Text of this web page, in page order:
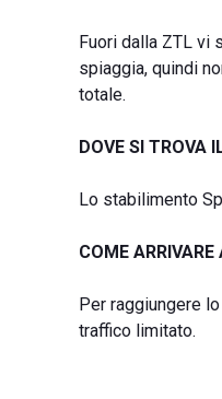
Fuori dalla ZTL vi
spiaggia, quindi
totale.
DOVE SI TROVA
Lo stabilimento
COME
Per raggiungere
traffico limitato.